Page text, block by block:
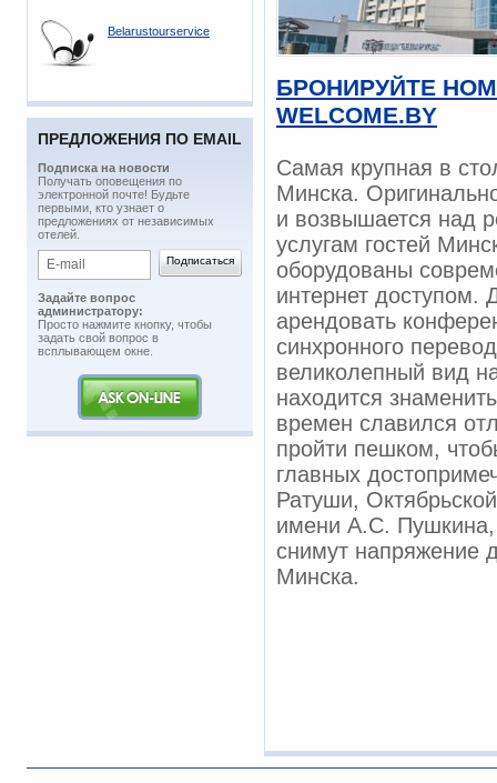
Belarustourservice
ПРЕДЛОЖЕНИЯ ПО EMAIL
Подписка на новости
​Получать оповещения по
электронной почте! Будьте
первыми, кто узнает о
предложениях от независимых
отелей.
Задайте вопрос
администратору:
Просто нажмите кнопку, чтобы
задать свой вопрос в
всплывающем окне.
БРОНИРУЙТЕ
WELCOME.BY
Самая крупная в
Минска.
и возвышается над
услугам гостей
оборудованы
интернет доступом.
арендовать
синхронного
великолепный вид
находится
времен славился
пройти пешком,
главных
Ратуши,
имени А.С. Пушкина,
снимут напряжение
Минска.